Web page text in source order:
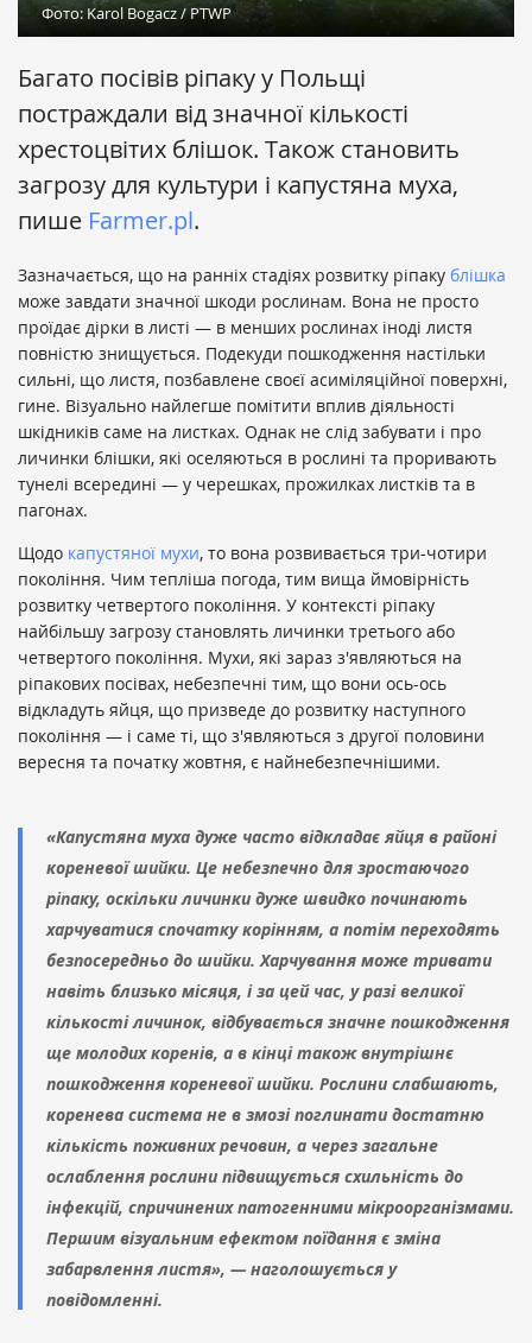
Фото: Karol Bogacz / PTWP
Багато посівів ріпаку у Польщі
постраждали від значної кількості
хрестоцвітих блішок. Також становить
загрозу для культури і капустяна муха,
пише Farmer.pl.
Зазначається, що на ранніх стадіях розвитку ріпаку блішка
може завдати значної шкоди рослинам. Вона не просто
проїдає дірки в листі — в менших рослинах іноді листя
повністю знищується. Подекуди пошкодження настільки
сильні, що листя, позбавлене своєї асиміляційної поверхні,
гине. Візуально найлегше помітити вплив діяльності
шкідників саме на листках. Однак не слід забувати і про
личинки блішки, які оселяються в рослині та проривають
тунелі всередині — у черешках, прожилках листків та в
пагонах.
Щодо капустяної мухи, то вона розвивається три-чотири
покоління. Чим тепліша погода, тим вища ймовірність
розвитку четвертого покоління. У контексті ріпаку
найбільшу загрозу становлять личинки третього або
четвертого покоління. Мухи, які зараз з'являються на
ріпакових посівах, небезпечні тим, що вони ось-ось
відкладуть яйця, що призведе до розвитку наступного
покоління — і саме ті, що з'являються з другої половини
вересня та початку жовтня, є найнебезпечнішими.
«Капустяна муха дуже часто відкладає яйця в районі
кореневої шийки. Це небезпечно для зростаючого
ріпаку, оскільки личинки дуже швидко починають
харчуватися спочатку корінням, а потім переходять
безпосередньо до шийки. Харчування може тривати
навіть близько місяця, і за цей час, у разі великої
кількості личинок, відбувається значне пошкодження
ще молодих коренів, а в кінці також внутрішнє
пошкодження кореневої шийки. Рослини слабшають,
коренева система не в змозі поглинати достатню
кількість поживних речовин, а через загальне
ослаблення рослини підвищується схильність до
інфекцій, спричинених патогенними мікроорганізмами.
Першим візуальним ефектом поїдання є зміна
забарвлення листя», — наголошується у
повідомленні.